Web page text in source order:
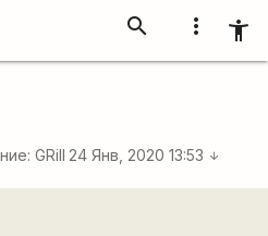
more_vert accessibility_new
search
GRill 24 Янв, 2020 13:53 arrow_downward